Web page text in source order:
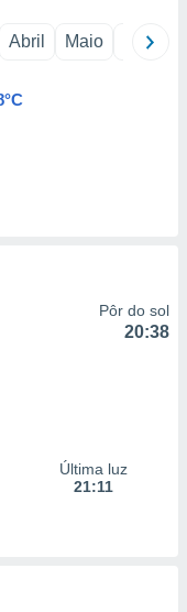
Abril Maio Junho
Pôr do sol
20:38
Última luz
21:11